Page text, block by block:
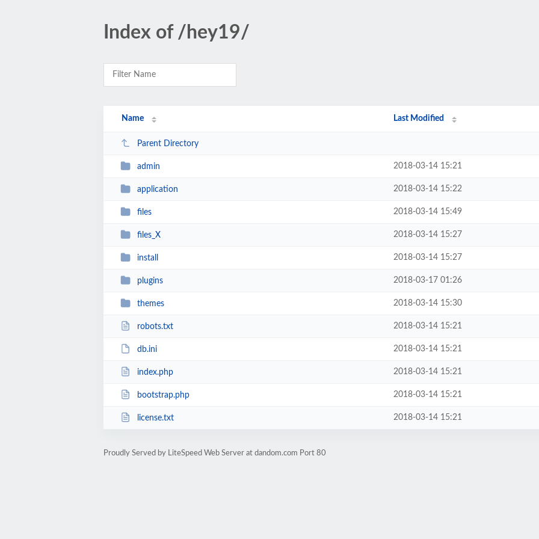
Index of /hey19/
Name Last Modified
Parent Directory
admin 2018-03-14 15:21
application 2018-03-14 15:22
files 2018-03-14 15:49
files_X 2018-03-14 15:27
install 2018-03-14 15:27
plugins 2018-03-17 01:26
themes 2018-03-14 15:30
robots.txt 2018-03-14 15:21
db.ini 2018-03-14 15:21
index.php 2018-03-14 15:21
bootstrap.php 2018-03-14 15:21
license.txt 2018-03-14 15:21
Proudly Served by LiteSpeed Web Server at dandom.com Port 80